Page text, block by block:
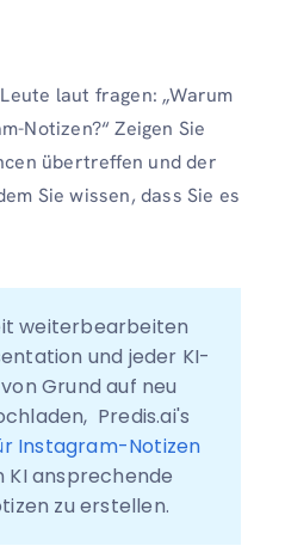
laut fragen: „Warum
Notizen?“ Zeigen Sie
übertreffen und der
Sie wissen, dass Sie es
weiterbearbeiten
und jeder KI-
Grund auf neu
Instagram-Notizen
KI ansprechende
zu erstellen.